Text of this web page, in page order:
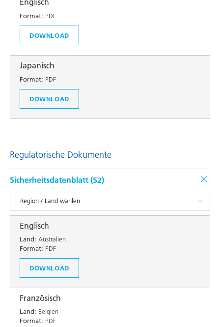
Englisch
Format: PDF
DOWNLOAD
Japanisch
Format: PDF
DOWNLOAD
Regulatorische Dokumente
Sicherheitsdatenblatt (52)
Englisch
Land: Australien
Format: PDF
DOWNLOAD
Französisch
Land: Belgien
Format: PDF